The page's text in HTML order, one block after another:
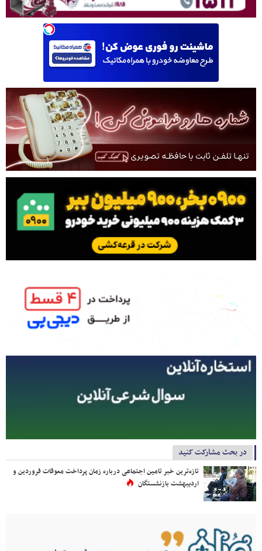
در بحث مشارکت کنید
تازه‌ترین خبر تامین اجتماعی درباره زمان پرداخت معوقات فروردین و
اردیبهشت بازنشستگان